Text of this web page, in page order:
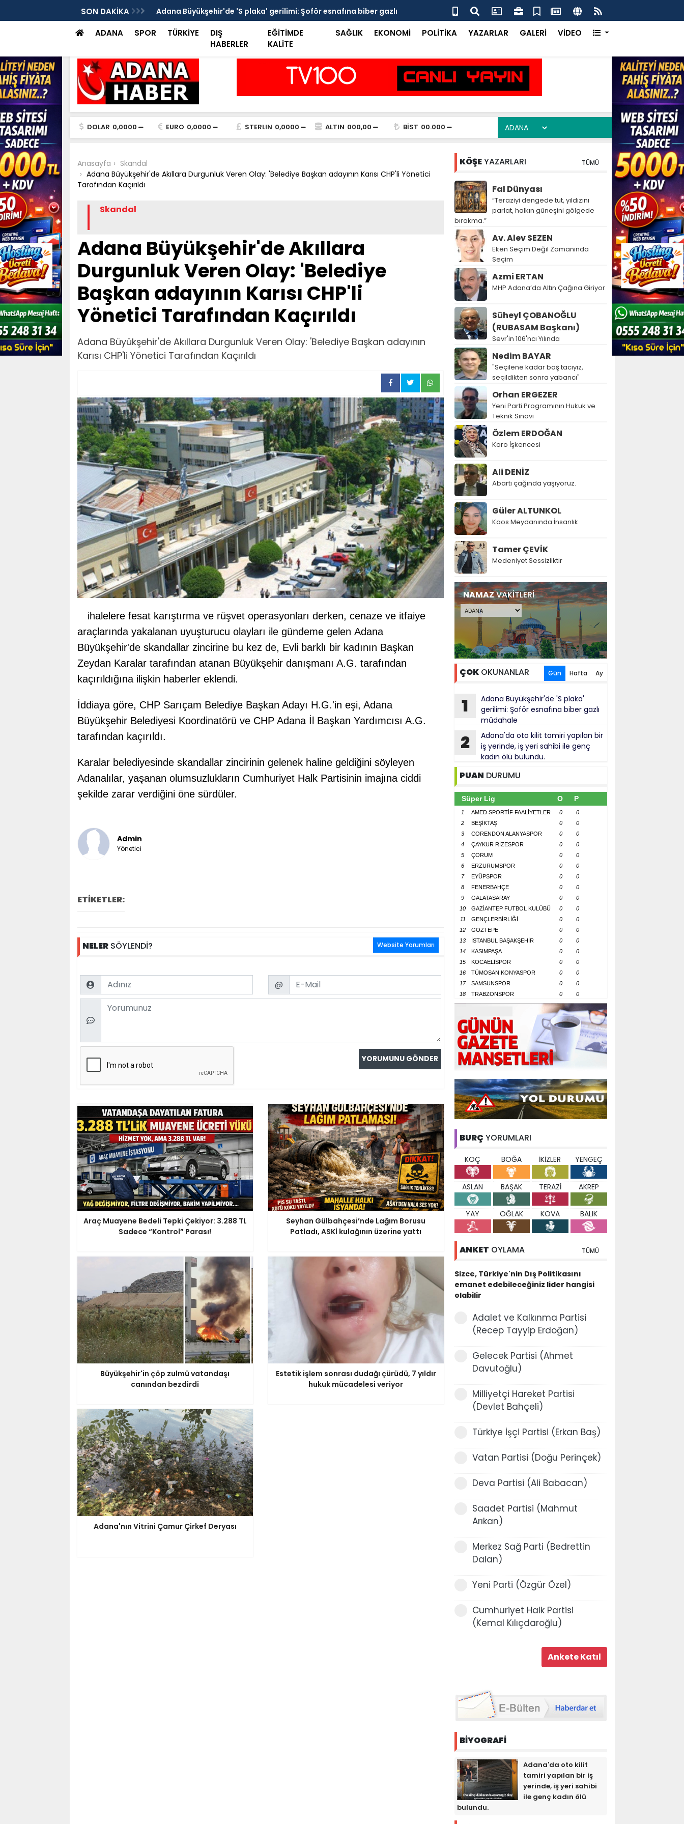
SON DAKİKA
bir iş yerinde, iş yeri sahibi ile genç
Adana Büyükşehir'de 'S plaka' gerilimi: Şoför esnafına biber gazlı
müdahale
Mersin Sinema Ofisi Uluslararası Vitrinde Yerini Aldı
ADANA SPOR TÜRKİYE
DIŞ
HABERLER
EĞİTİMDE
KALİTE
SAĞLIK EKONOMİ POLİTİKA YAZARLAR GALERİ VİDEO
DOLAR 0,0000 EURO 0,0000 STERLIN 0,0000 ALTIN 000,00 BİST 00.000
Anasayfa
Skandal
Adana Büyükşehir'de Akıllara Durgunluk Veren Olay: 'Belediye Başkan adayının Karısı CHP'li Yönetici
Tarafından Kaçırıldı
Skandal
Adana Büyükşehir'de Akıllara
Durgunluk Veren Olay: 'Belediye
Başkan adayının Karısı CHP'li
Yönetici Tarafından Kaçırıldı
Adana Büyükşehir'de Akıllara Durgunluk Veren Olay: 'Belediye Başkan adayının
Karısı CHP'li Yönetici Tarafından Kaçırıldı
ihalelere fesat karıştırma ve rüşvet operasyonları derken, cenaze ve itfaiye
araçlarında yakalanan uyuşturucu olayları ile gündeme gelen Adana
Büyükşehir'de skandallar zincirine bu kez de, Evli barklı bir kadının Başkan
Zeydan Karalar tarafından atanan Büyükşehir danışmanı A.G. tarafından
kaçırıldığına ilişkin haberler eklendi.
İddiaya göre, CHP Sarıçam Belediye Başkan Adayı H.G.'in eşi, Adana
Büyükşehir Belediyesi Koordinatörü ve CHP Adana İl Başkan Yardımcısı A.G.
tarafından kaçırıldı.
Karalar belediyesinde skandallar zincirinin gelenek haline geldiğini söyleyen
Adanalılar, yaşanan olumsuzlukların Cumhuriyet Halk Partisinin imajına ciddi
şekilde zarar verdiğini öne sürdüler.
Admin
Yönetici
ETİKETLER:
NELERSÖYLENDİ? Website Yorumları
Name Email
@
Comment
Araç Muayene Bedeli Tepki Çekiyor: 3.288 TL
Sadece “Kontrol” Parası!
Seyhan Gülbahçesi’nde Lağım Borusu
Patladı, ASKİ kulağının üzerine yattı
Büyükşehir'in çöp zulmü vatandaşı
canından bezdirdi
Estetik işlem sonrası dudağı çürüdü, 7 yıldır
hukuk mücadelesi veriyor
Adana'nın Vitrini Çamur Çirkef Deryası
KÖŞEYAZARLARI TÜMÜ
Fal Dünyası
“Teraziyi dengede tut, yıldızını
parlat, halkın güneşini gölgede
bırakma.”
Av. Alev SEZEN
Eken Seçim Değil Zamanında
Seçim
Azmi ERTAN
MHP Adana’da Altın Çağına Giriyor
Süheyl ÇOBANOĞLU
(RUBASAM Başkanı)
Sevr'in 106'ncı Yılında
Nedim BAYAR
"Seçilene kadar baş tacıyız,
seçildikten sonra yabancı"
Orhan ERGEZER
Yeni Parti Programının Hukuk ve
Teknik Sınavı
Özlem ERDOĞAN
Koro İşkencesi
Ali DENİZ
Abartı çağında yaşıyoruz.
Güler ALTUNKOL
Kaos Meydanında İnsanlık
Tamer ÇEVİK
Medeniyet Sessizliktir
NAMAZVAKİTLERİ
ÇOKOKUNANLAR Gün Hafta Ay
1
Adana Büyükşehir'de 'S plaka'
gerilimi: Şoför esnafına biber gazlı
müdahale
2
Adana'da oto kilit tamiri yapılan bir
iş yerinde, iş yeri sahibi ile genç
kadın ölü bulundu.
PUAN DURUMU
Süper Lig O P
1 AMED SPORTİF FAALİYETLER 0
0
2
BEŞİKTAŞ 0
0
3
CORENDON ALANYASPOR 0
0
4
ÇAYKUR RİZESPOR 0
0
5
ÇORUM 0
0
6
ERZURUMSPOR 0
0
7
EYÜPSPOR 0
0
8
FENERBAHÇE 0
0
9
GALATASARAY 0
0
10
GAZİANTEP FUTBOL KULÜBÜ 0
0
11
GENÇLERBİRLİĞİ 0
0
12
GÖZTEPE 0
0
13
İSTANBUL BAŞAKŞEHİR 0
0
14
KASIMPAŞA 0
0
15
KOCAELİSPOR 0
0
16
TÜMOSAN KONYASPOR 0
0
17
SAMSUNSPOR 0
0
18
TRABZONSPOR 0 0
BURÇ YORUMLARI
KOÇ BOĞA İKİZLER YENGEÇ
ASLAN BAŞAK TERAZİ AKREP
YAY OĞLAK KOVA BALIK
ANKET OYLAMA TÜMÜ
Sizce, Türkiye'nin Dış Politikasını
emanet edebileceğiniz lider hangisi
olabilir
Adalet ve Kalkınma Partisi
(Recep Tayyip Erdoğan)
Gelecek Partisi (Ahmet
Davutoğlu)
Milliyetçi Hareket Partisi
(Devlet Bahçeli)
Türkiye İşçi Partisi (Erkan Baş)
Vatan Partisi (Doğu Perinçek)
Deva Partisi (Ali Babacan)
Saadet Partisi (Mahmut
Arıkan)
Merkez Sağ Parti (Bedrettin
Dalan)
Yeni Parti (Özgür Özel)
Cumhuriyet Halk Partisi
(Kemal Kılıçdaroğlu)
BİYOGRAFİ
Adana'da oto kilit
tamiri yapılan bir iş
yerinde, iş yeri sahibi
ile genç kadın ölü
bulundu.